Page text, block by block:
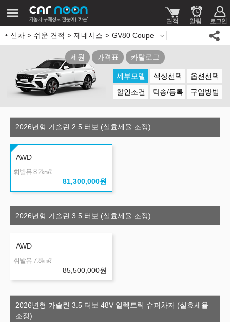
신차 쉬운 견적 제네시스 GV80 Coupe
제원 가격표 카탈로그
세부모델 색상선택
옵션선택
할인조건
탁송/등록 구입방법
2026년형 가솔린 2.5 터보 (실효세율 조정)
AWD
휘발유 8.2㎞/ℓ
81,300,000원
2026년형 가솔린 3.5 터보 (실효세율 조정)
AWD
휘발유 7.8㎞/ℓ
85,500,000원
2026년형 가솔린 3.5 터보 48V 일렉트릭 슈퍼차저 (실효세율
조정)